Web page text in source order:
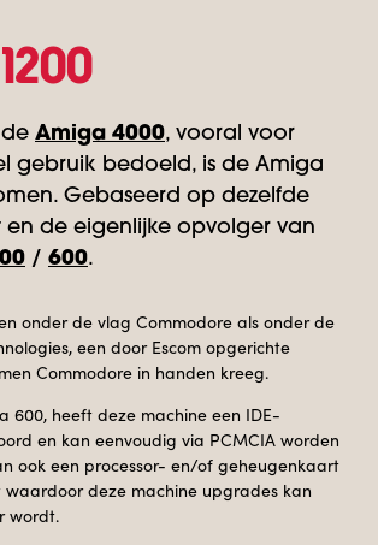
de Amiga 4000, vooral voor
gebruik bedoeld, is de Amiga
Gebaseerd op dezelfde
en de eigenlijke opvolger van
/ 600.
onder de vlag Commodore als onder de
een door Escom opgerichte
Commodore in handen kreeg.
600, heeft deze machine een IDE-
en kan eenvoudig via PCMCIA worden
ook een processor- en/of geheugenkaart
waardoor deze machine upgrades kan
wordt.